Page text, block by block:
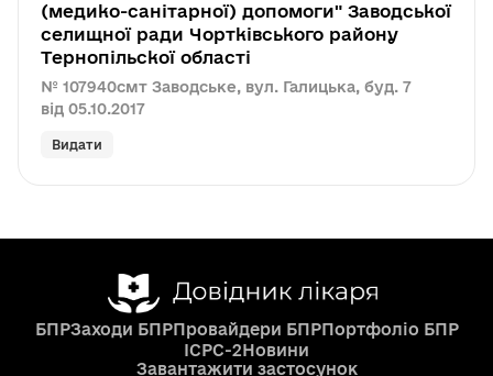
(медико-санітарної) допомоги" Заводської
селищної ради Чортківського району
Тернопільскої області
№ 107940смт Заводське, вул. Галицька, буд. 7
від 05.10.2017
Видати
БПРЗаходи БПРПровайдери БПРПортфоліо БПР
ICPC-2Новини
Завантажити застосунок